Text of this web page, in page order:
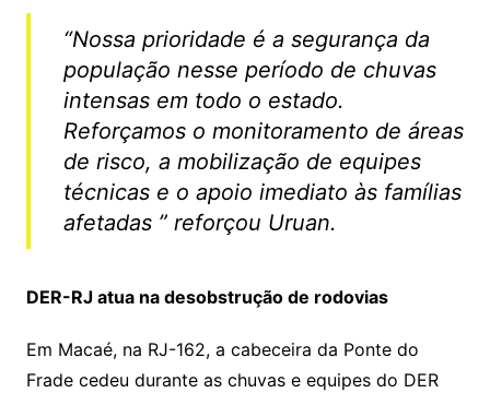
“Nossa prioridade é a segurança da
população nesse período de chuvas
intensas em todo o estado.
Reforçamos o monitoramento de áreas
de risco, a mobilização de equipes
técnicas e o apoio imediato às famílias
afetadas ” reforçou Uruan.
DER-RJ atua na desobstrução de rodovias
Em Macaé, na RJ-162, a cabeceira da Ponte do
Frade cedeu durante as chuvas e equipes do DER